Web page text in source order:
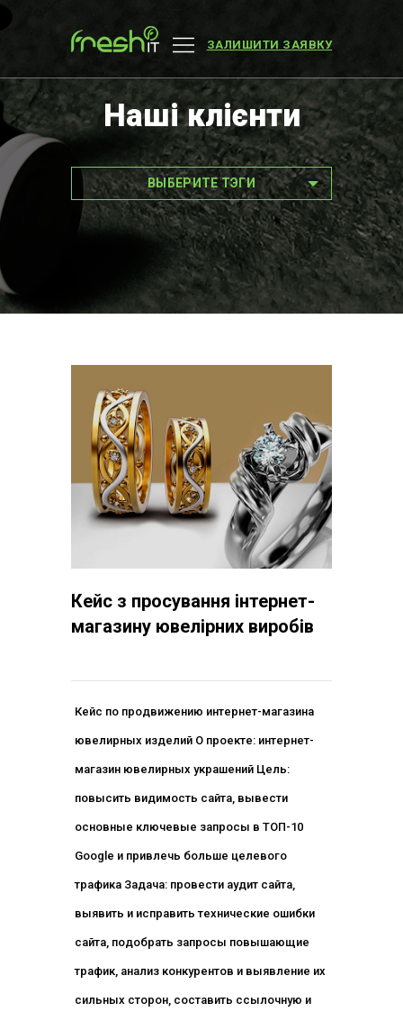
ЗАЛИШИТИ ЗАЯВКУ
Наші клієнти
ВЫБЕРИТЕ ТЭГИ
Кейс з просування інтернет-
магазину ювелірних виробів
Кейс по продвижению интернет-магазина
ювелирных изделий О проекте: интернет-
магазин ювелирных украшений Цель:
повысить видимость сайта, вывести
основные ключевые запросы в ТОП-10
Google и привлечь больше целевого
трафика Задача: провести аудит сайта,
выявить и исправить технические ошибки
сайта, подобрать запросы повышающие
трафик, анализ конкурентов и выявление их
сильных сторон, составить ссылочную и